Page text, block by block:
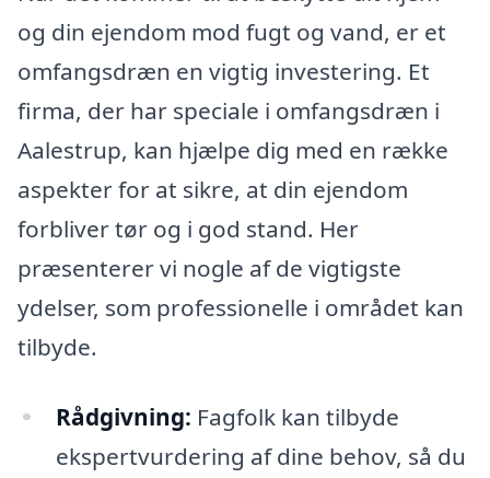
og din ejendom mod fugt og vand, er et
omfangsdræn en vigtig investering. Et
firma, der har speciale i omfangsdræn i
Aalestrup, kan hjælpe dig med en række
aspekter for at sikre, at din ejendom
forbliver tør og i god stand. Her
præsenterer vi nogle af de vigtigste
ydelser, som professionelle i området kan
tilbyde.
Rådgivning: Fagfolk kan tilbyde
ekspertvurdering af dine behov, så du